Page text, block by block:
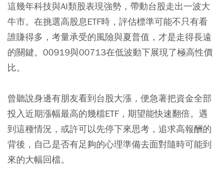
這幾年科技與AI類股表現強勢，帶動台股走出一波大
牛市。在挑選高股息ETF時，評估標準可能不只有看
誰賺得多，考量承受的風險與夏普值，才是走得長遠
的關鍵。00919與00713在低波動下展現了極高性價
比。
曾聽說身邊有朋友看到台股大漲，便急著把資金全部
投入近期漲幅最高的幾檔ETF，期望能快速翻倍。遇
到這種情況，或許可以先停下來思考，追求高報酬的
背後，自己是否有足夠的心理準備去面對隨時可能到
來的大幅回檔。